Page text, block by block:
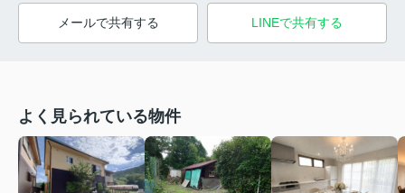
メールで共有する LINEで共有する
よく見られている物件